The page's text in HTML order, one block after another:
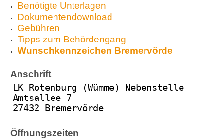
Benötigte Unterlagen
Dokumentendownload
Gebühren
Tipps zum Behördengang
Wunschkennzeichen Bremervörde
Anschrift
LK Rotenburg (Wümme) Nebenstelle
Amtsallee 7
27432 Bremervörde
Öffnungszeiten